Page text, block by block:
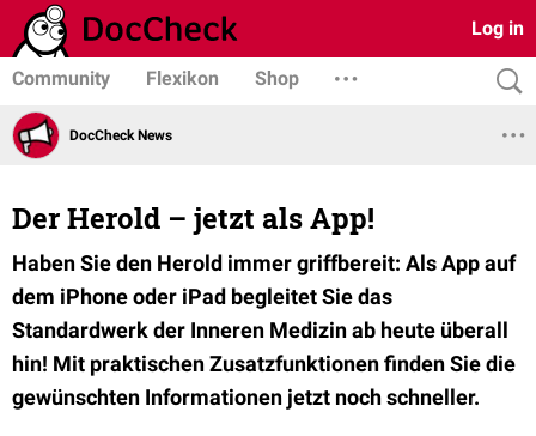
Log in
Community Flexikon Shop
DocCheck News
Der Herold – jetzt als App!
Haben Sie den Herold immer griffbereit: Als App auf
dem iPhone oder iPad begleitet Sie das
Standardwerk der Inneren Medizin ab heute überall
hin! Mit praktischen Zusatzfunktionen finden Sie die
gewünschten Informationen jetzt noch schneller.